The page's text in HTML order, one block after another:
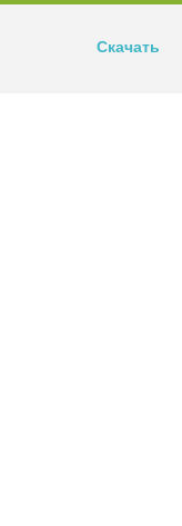
Скачать